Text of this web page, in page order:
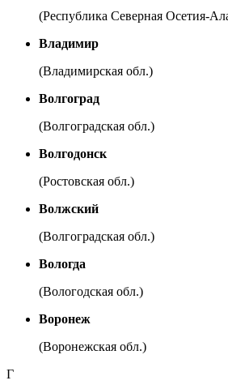
(Республика Северная Осетия-
Владимир
(Владимирская обл.)
Волгоград
(Волгоградская обл.)
Волгодонск
(Ростовская обл.)
Волжский
(Волгоградская обл.)
Вологда
(Вологодская обл.)
Воронеж
(Воронежская обл.)
Г